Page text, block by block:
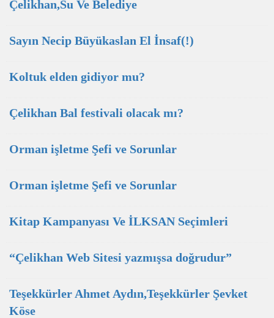
Çelikhan,Su Ve Belediye
Sayın Necip Büyükaslan El İnsaf(!)
Koltuk elden gidiyor mu?
Çelikhan Bal festivali olacak mı?
Orman işletme Şefi ve Sorunlar
Orman işletme Şefi ve Sorunlar
Kitap Kampanyası Ve İLKSAN Seçimleri
“Çelikhan Web Sitesi yazmışsa doğrudur”
Teşekkürler Ahmet Aydın,Teşekkürler Şevket
Köse